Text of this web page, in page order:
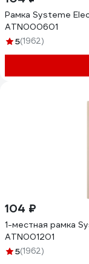
Рамка Systeme
ATN000601
5(1962)
104 ₽
1-местная рамка
ATN001201
5(1962)